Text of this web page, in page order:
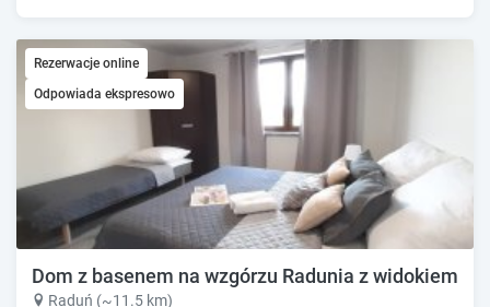
Rezerwacje online
Odpowiada ekspresowo
Dom z basenem na wzgórzu Radunia z widokiem na
Raduń (~11.5 km)